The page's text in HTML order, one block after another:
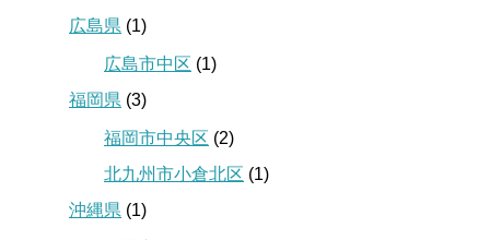
広島県 (1)
広島市中区 (1)
福岡県 (3)
福岡市中央区 (2)
北九州市小倉北区 (1)
沖縄県 (1)